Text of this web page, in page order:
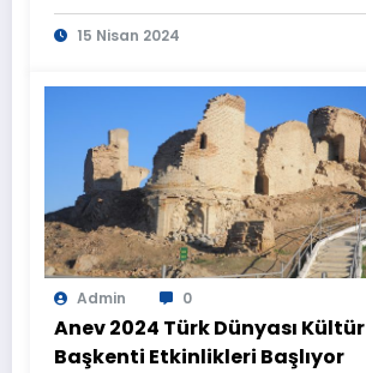
15 Nisan 2024
Admin 0
Anev 2024 Türk Dünyası Kültür
Başkenti Etkinlikleri Başlıyor